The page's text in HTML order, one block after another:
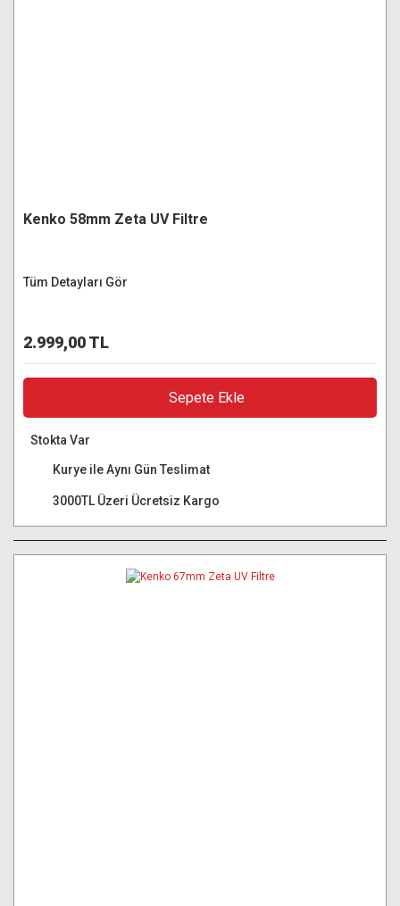
Kenko 58mm Zeta UV Filtre
Tüm Detayları Gör
2.999,00 TL
Sepete Ekle
Stokta Var
Kurye ile Aynı Gün Teslimat
3000TL Üzeri Ücretsiz Kargo